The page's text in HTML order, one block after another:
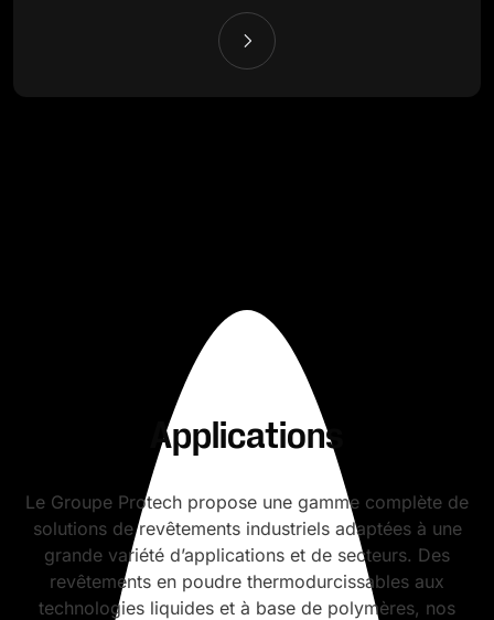
Applications
Le Groupe Protech propose une gamme complète de
solutions de revêtements industriels adaptées à une
grande variété d’applications et de secteurs. Des
revêtements en poudre thermodurcissables aux
technologies liquides et à base de polymères, nos